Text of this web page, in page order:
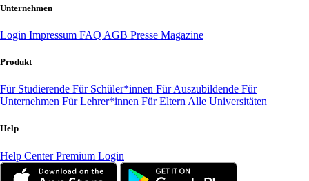
Unternehmen
Login Impressum FAQ AGB Presse Magazine
Produkt
Für Studierende Für Schüler*innen Für Auszubildende Für
Unternehmen Für Lehrer*innen Für Eltern Alle Universitäten
Help
Help CenterPremium Login